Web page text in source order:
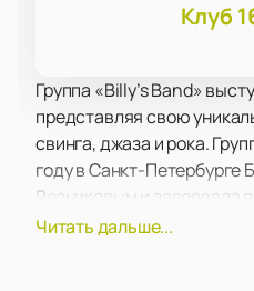
Клуб
Группа «Billy’s Band»
представляя свою
свинга, джаза и рока.
году в Санкт-
Резниковым и завоевала
своему оригинальному
Читать дальше...